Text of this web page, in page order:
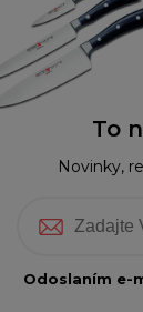
To
Novinky,
Odoslaním e-